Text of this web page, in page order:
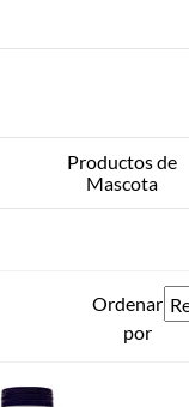
Productos de
Mascota
Ordenar
por